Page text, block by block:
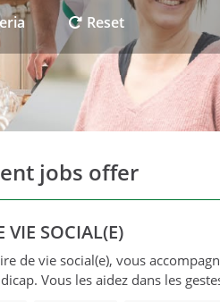
Reset
jobs offer
VIE SOCIAL(E)
de vie social(e), vous
Vous les aidez dans les